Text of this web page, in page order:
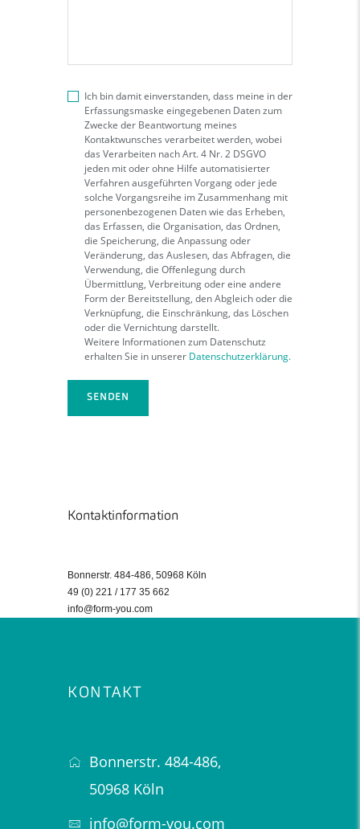
Ich bin damit einverstanden, dass meine in der
Erfassungsmaske eingegebenen Daten zum
Zwecke der Beantwortung meines
Kontaktwunsches verarbeitet werden, wobei
das Verarbeiten nach Art. 4 Nr. 2 DSGVO
jeden mit oder ohne Hilfe automatisierter
Verfahren ausgeführten Vorgang oder jede
solche Vorgangsreihe im Zusammenhang mit
personenbezogenen Daten wie das Erheben,
das Erfassen, die Organisation, das Ordnen,
die Speicherung, die Anpassung oder
Veränderung, das Auslesen, das Abfragen, die
Verwendung, die Offenlegung durch
Übermittlung, Verbreitung oder eine andere
Form der Bereitstellung, den Abgleich oder die
Verknüpfung, die Einschränkung, das Löschen
oder die Vernichtung darstellt.
Weitere Informationen zum Datenschutz
erhalten Sie in unserer Datenschutzerklärung.
Kontaktinformation
Bonnerstr. 484-486, 50968 Köln
49 (0) 221 / 177 35 662
info@form-you.com
KONTAKT
Bonnerstr. 484-486,
50968 Köln
info@form-you.com